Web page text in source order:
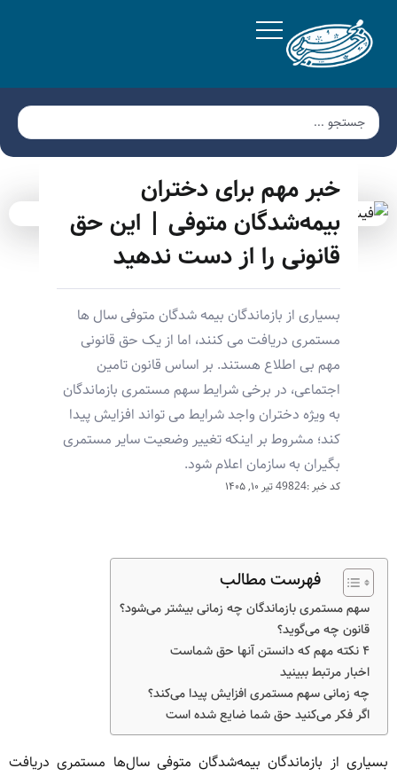
خبر مهم برای دختران
بیمه‌شدگان متوفی | این حق
قانونی را از دست ندهید
بسیاری از بازماندگان بیمه شدگان متوفی سال ها
مستمری دریافت می کنند، اما از یک حق قانونی
مهم بی اطلاع هستند. بر اساس قانون تامین
اجتماعی، در برخی شرایط سهم مستمری بازماندگان
به ویژه دختران واجد شرایط می تواند افزایش پیدا
کند؛ مشروط بر اینکه تغییر وضعیت سایر مستمری
بگیران به سازمان اعلام شود.
کد خبر :49824 تیر ۱۰, ۱۴۰۵
فهرست مطالب
سهم مستمری بازماندگان چه زمانی بیشتر می‌شود؟
قانون چه می‌گوید؟
۴ نکته مهم که دانستن آنها حق شماست
اخبار مرتبط ببینید
چه زمانی سهم مستمری افزایش پیدا می‌کند؟
اگر فکر می‌کنید حق شما ضایع شده است
بسیاری از بازماندگان بیمه‌شدگان متوفی سال‌ها مستمری دریافت